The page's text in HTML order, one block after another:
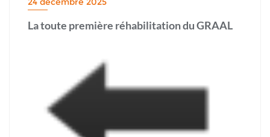
La toute première réhabilitation du GRAAL